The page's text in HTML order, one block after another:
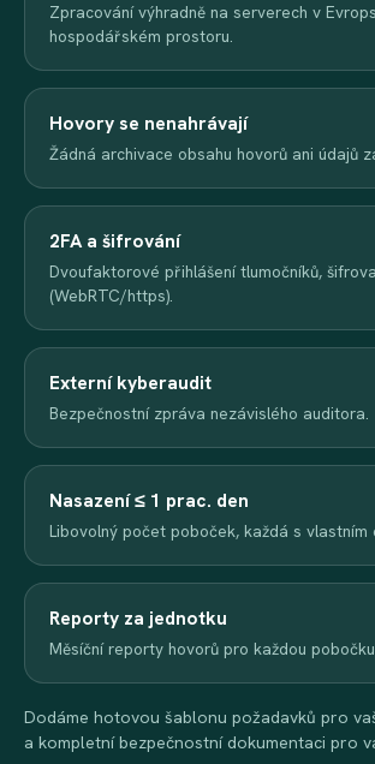
Zpracování výhradně na serverech v
hospodářském prostoru.
Hovory se nenahrávají
Žádná archivace obsahu hovorů ani údajů
2FA a šifrování
Dvoufaktorové přihlášení tlumočníků,
(WebRTC/https).
Externí kyberaudit
Bezpečnostní zpráva nezávislého auditora.
Nasazení ≤ 1 prac. den
Libovolný počet poboček, každá s vlastním
Reporty za jednotku
Měsíční reporty hovorů pro každou
Dodáme hotovou šablonu požadavků pro
a kompletní bezpečnostní dokumentaci pro